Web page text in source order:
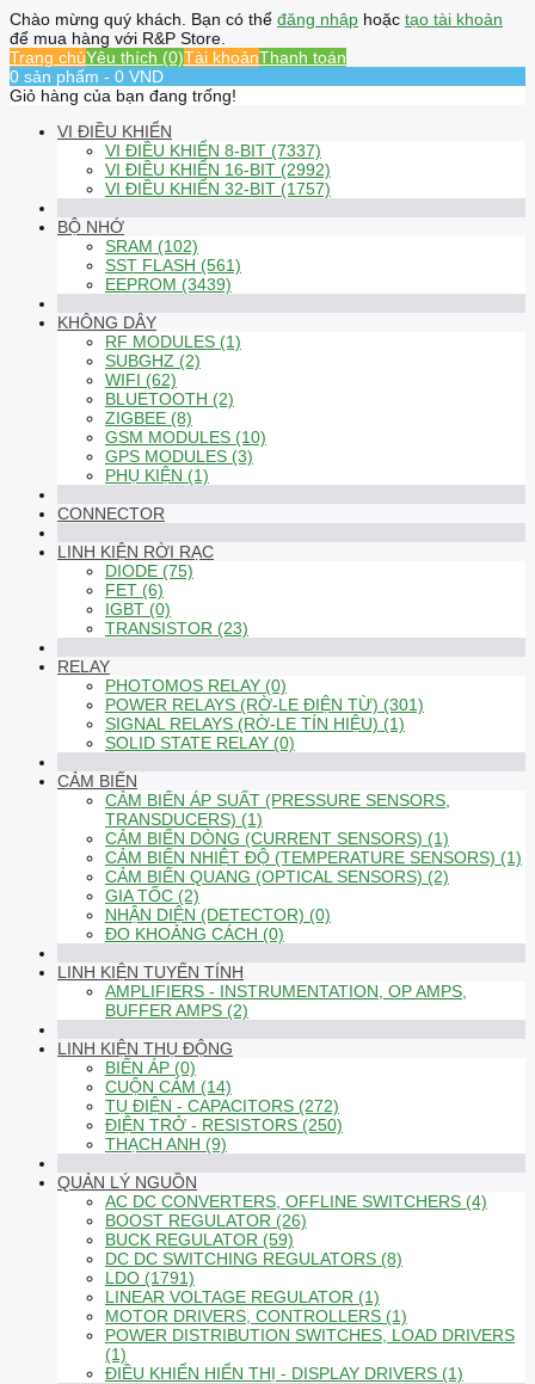
Chào mừng quý khách. Bạn có thể đăng nhập hoặc tạo tài khoản
để mua hàng với R&P Store.
Trang chủYêu thích (0)Tài khoảnThanh toán
0 sản phẩm - 0 VND
Giỏ hàng của bạn đang trống!
VI ĐIỀU KHIỂN
VI ĐIỀU KHIỂN 8-BIT (7337)
VI ĐIỀU KHIỂN 16-BIT (2992)
VI ĐIỀU KHIỂN 32-BIT (1757)
BỘ NHỚ
SRAM (102)
SST FLASH (561)
EEPROM (3439)
KHÔNG DÂY
RF MODULES (1)
SUBGHZ (2)
WIFI (62)
BLUETOOTH (2)
ZIGBEE (8)
GSM MODULES (10)
GPS MODULES (3)
PHỤ KIỆN (1)
CONNECTOR
LINH KIỆN RỜI RẠC
DIODE (75)
FET (6)
IGBT (0)
TRANSISTOR (23)
RELAY
PHOTOMOS RELAY (0)
POWER RELAYS (RỜ-LE ĐIỆN TỪ) (301)
SIGNAL RELAYS (RỜ-LE TÍN HIỆU) (1)
SOLID STATE RELAY (0)
CẢM BIẾN
CẢM BIẾN ÁP SUẤT (PRESSURE SENSORS,
TRANSDUCERS) (1)
CẢM BIẾN DÒNG (CURRENT SENSORS) (1)
CẢM BIẾN NHIỆT ĐỘ (TEMPERATURE SENSORS) (1)
CẢM BIẾN QUANG (OPTICAL SENSORS) (2)
GIA TỐC (2)
NHẬN DIỆN (DETECTOR) (0)
ĐO KHOẢNG CÁCH (0)
LINH KIỆN TUYẾN TÍNH
AMPLIFIERS - INSTRUMENTATION, OP AMPS,
BUFFER AMPS (2)
LINH KIỆN THỤ ĐỘNG
BIẾN ÁP (0)
CUỘN CẢM (14)
TỤ ĐIỆN - CAPACITORS (272)
ĐIỆN TRỞ - RESISTORS (250)
THẠCH ANH (9)
QUẢN LÝ NGUỒN
AC DC CONVERTERS, OFFLINE SWITCHERS (4)
BOOST REGULATOR (26)
BUCK REGULATOR (59)
DC DC SWITCHING REGULATORS (8)
LDO (1791)
LINEAR VOLTAGE REGULATOR (1)
MOTOR DRIVERS, CONTROLLERS (1)
POWER DISTRIBUTION SWITCHES, LOAD DRIVERS
(1)
ĐIỀU KHIỂN HIỂN THỊ - DISPLAY DRIVERS (1)